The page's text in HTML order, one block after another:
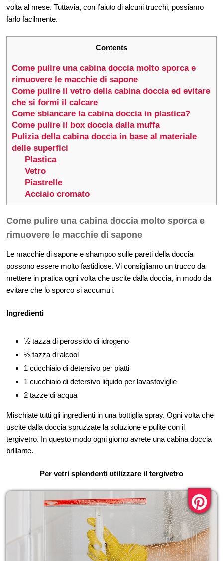
volta al mese. Tuttavia, con l’aiuto di alcuni trucchi, possiamo
farlo facilmente.
Contents
Come pulire una cabina doccia molto sporca e
rimuovere le macchie di sapone
Come pulire il vetro della cabina doccia ed evitare
che si formi il calcare
Come sbiancare la cabina doccia in plastica?
Come pulire il box doccia dalla muffa
Pulizia della cabina doccia in base al materiale
delle superfici
Plastica
Vetro
Piastrelle
Acciaio cromato
Come pulire una cabina doccia molto sporca e
rimuovere le macchie di sapone
Le macchie di sapone e shampoo sulle pareti della doccia
possono essere molto fastidiose. Vi consigliamo un trucco da
mettere in pratica ogni volta che uscite dalla doccia, in modo da
evitare che lo sporco si accumuli.
Ingredienti
½ tazza di perossido di idrogeno
½ tazza di alcool
1 cucchiaio di detersivo per piatti
1 cucchiaio di detersivo liquido per lavastoviglie
2 tazze di acqua
Mischiate tutti gli ingredienti in una bottiglia spray. Ogni volta che
uscite dalla doccia spruzzate la soluzione e pulite con il
tergivetro. In questo modo ogni giorno avrete una cabina doccia
brillante.
Per vetri splendenti utilizzare il tergivetro